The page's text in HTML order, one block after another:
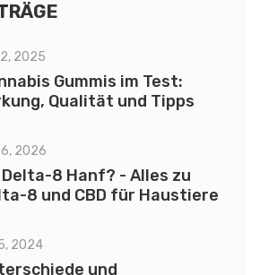
2025
Gummis im Test:
Qualität und Tipps
2026
8 Hanf? - Alles zu
8 und CBD für Haustiere
2024
und